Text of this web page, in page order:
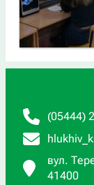
(05444)
вул.
41400